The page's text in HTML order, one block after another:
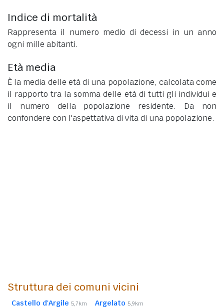
Indice di mortalità
Rappresenta il numero medio di decessi in un anno
ogni mille abitanti.
Età media
È la media delle età di una popolazione, calcolata come
il rapporto tra la somma delle età di tutti gli individui e
il numero della popolazione residente. Da non
confondere con l'aspettativa di vita di una popolazione.
Struttura dei comuni vicini
Castello d'Argile 5,7km Argelato 5,9km